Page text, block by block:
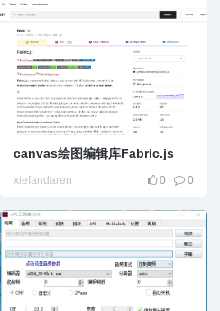
canvas绘图编辑库Fabric.js
0 0
xiefandaren